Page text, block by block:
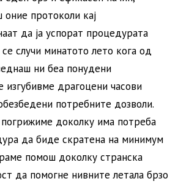
оние протоколи кај
да ја успорат процедурата
случи минатото лето кога од
ни беа понудени
изгубивме драгоцени часови
потребните дозволи.
доколку има потреба
да биде скратена на минимум
помош доколку странска
да помогне нивните летала брзо